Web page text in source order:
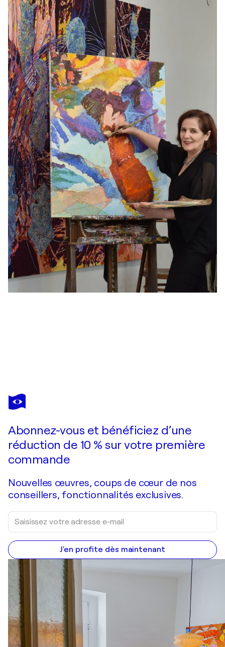
ERIKA SEYWALD
Im Gespräch mit den sublimierten Gedanken
Abonnez-vous et bénéficiez d’une
réduction de 10 % sur votre première
commande
Nouvelles œuvres, coups de cœur de nos
conseillers, fonctionnalités exclusives.
J'en profite dès maintenant